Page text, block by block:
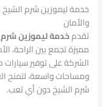
خدمة ليموزين شرم الشيخ
والأمان
تقدمخدمة ليموزين
مميزة تجمع بين الراحة،
الشركة على توفير
ومساحات واسعة، لتمنح
شرم الشيخ دون أي تعب.